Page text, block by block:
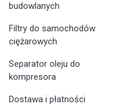
budowlanych
Filtry do samochodów
ciężarowych
Separator oleju do
kompresora
Dostawa i płatności